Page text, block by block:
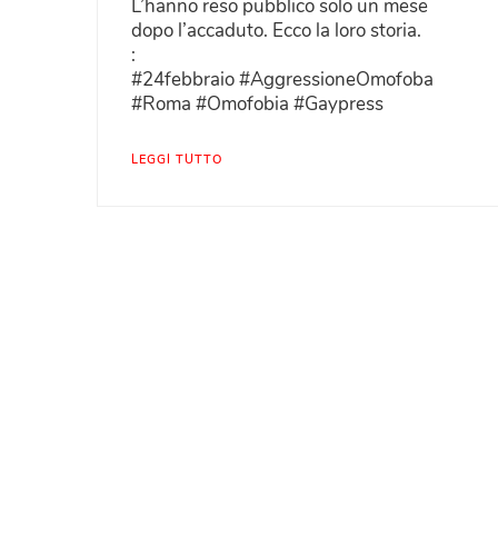
L’hanno reso pubblico solo un mese
dopo l’accaduto. Ecco la loro storia.
:
#24febbraio #AggressioneOmofoba
#Roma #Omofobia #Gaypress
LEGGI TUTTO